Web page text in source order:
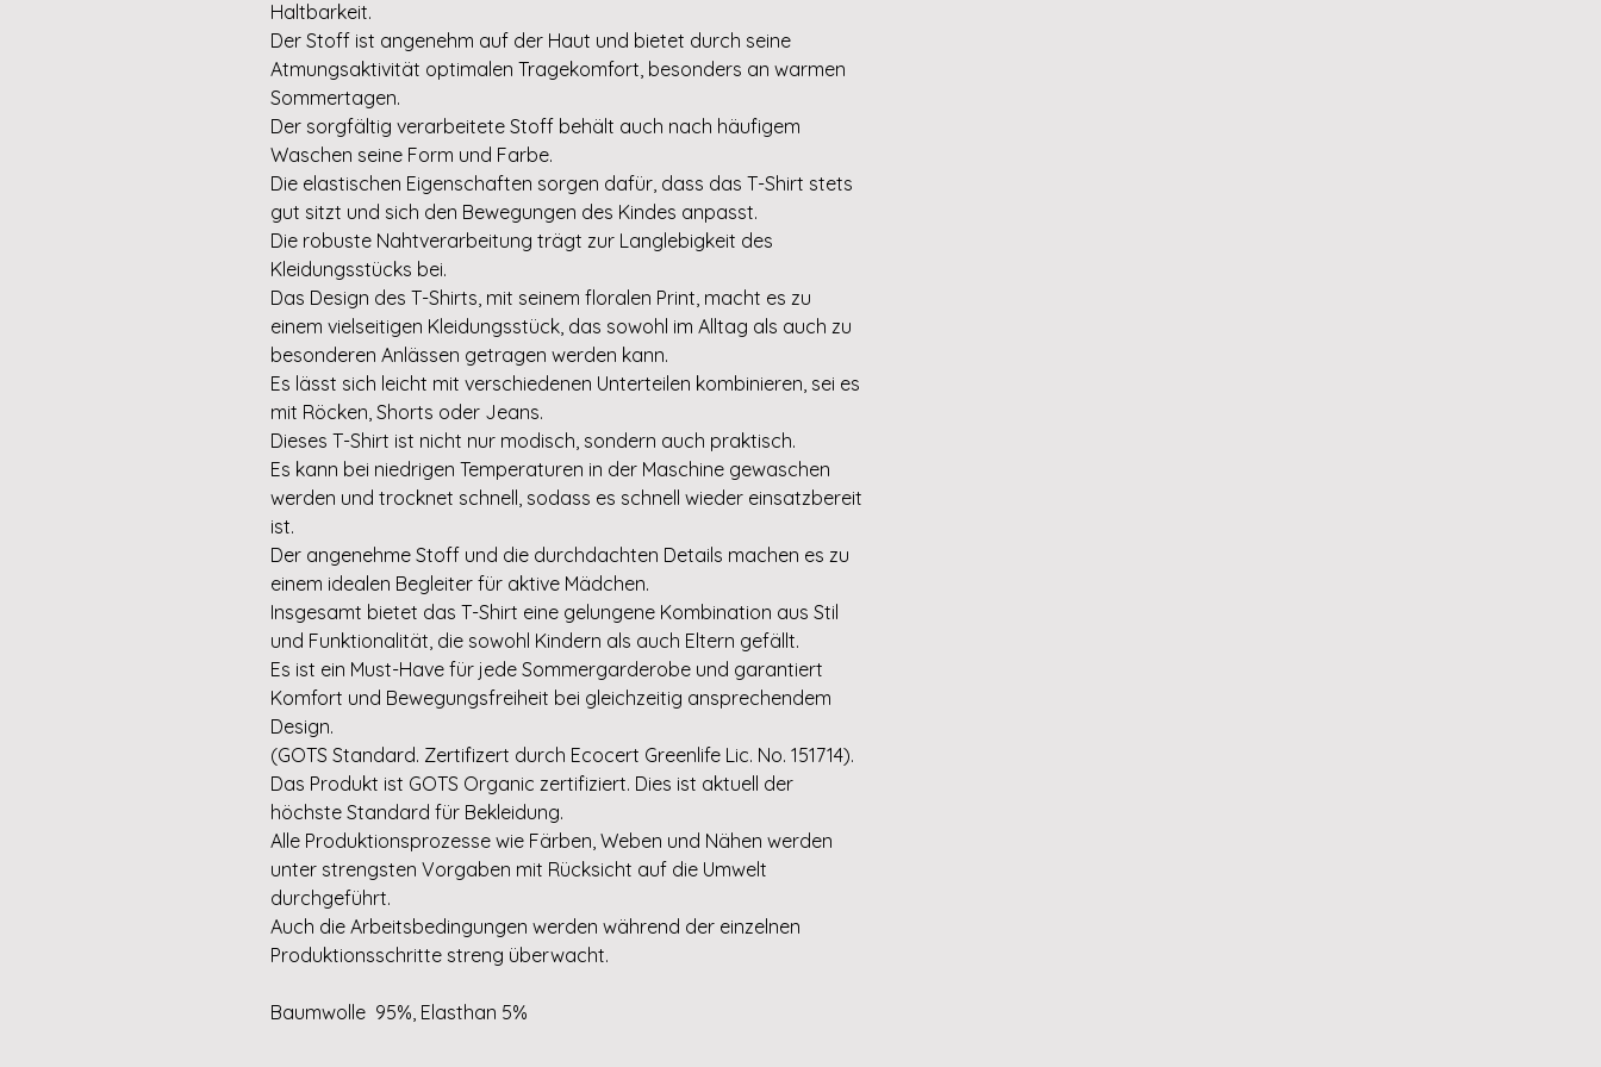
Haltbarkeit.
Der Stoff ist angenehm auf der Haut und bietet durch seine
Atmungsaktivität optimalen Tragekomfort, besonders an warmen
Sommertagen.
Der sorgfältig verarbeitete Stoff behält auch nach häufigem
Waschen seine Form und Farbe.
Die elastischen Eigenschaften sorgen dafür, dass das T-Shirt stets
gut sitzt und sich den Bewegungen des Kindes anpasst.
Die robuste Nahtverarbeitung trägt zur Langlebigkeit des
Kleidungsstücks bei.
Das Design des T-Shirts, mit seinem floralen Print, macht es zu
einem vielseitigen Kleidungsstück, das sowohl im Alltag als auch zu
besonderen Anlässen getragen werden kann.
Es lässt sich leicht mit verschiedenen Unterteilen kombinieren, sei es
mit Röcken, Shorts oder Jeans.
Dieses T-Shirt ist nicht nur modisch, sondern auch praktisch.
Es kann bei niedrigen Temperaturen in der Maschine gewaschen
werden und trocknet schnell, sodass es schnell wieder einsatzbereit
ist.
Der angenehme Stoff und die durchdachten Details machen es zu
einem idealen Begleiter für aktive Mädchen.
Insgesamt bietet das T-Shirt eine gelungene Kombination aus Stil
und Funktionalität, die sowohl Kindern als auch Eltern gefällt.
Es ist ein Must-Have für jede Sommergarderobe und garantiert
Komfort und Bewegungsfreiheit bei gleichzeitig ansprechendem
Design.
(GOTS Standard. Zertifizert durch Ecocert Greenlife Lic. No. 151714).
Das Produkt ist GOTS Organic zertifiziert. Dies ist aktuell der
höchste Standard für Bekleidung.
Alle Produktionsprozesse wie Färben, Weben und Nähen werden
unter strengsten Vorgaben mit Rücksicht auf die Umwelt
durchgeführt.
Auch die Arbeitsbedingungen werden während der einzelnen
Produktionsschritte streng überwacht.
Baumwolle 95%, Elasthan 5%